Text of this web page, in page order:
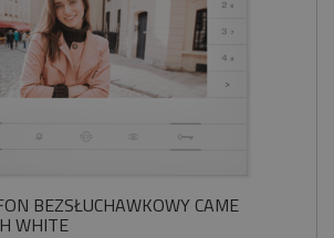
BEZSŁUCHAWKOWY CAME
WHITE